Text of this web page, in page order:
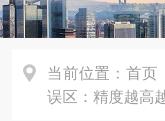
当前位置： 首页
误区：精度越高